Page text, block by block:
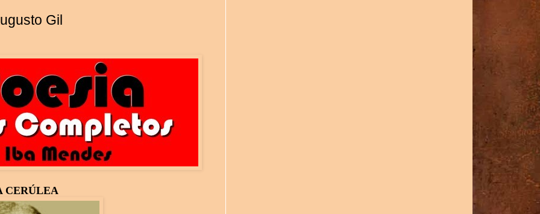
Gil
CERÚLEA